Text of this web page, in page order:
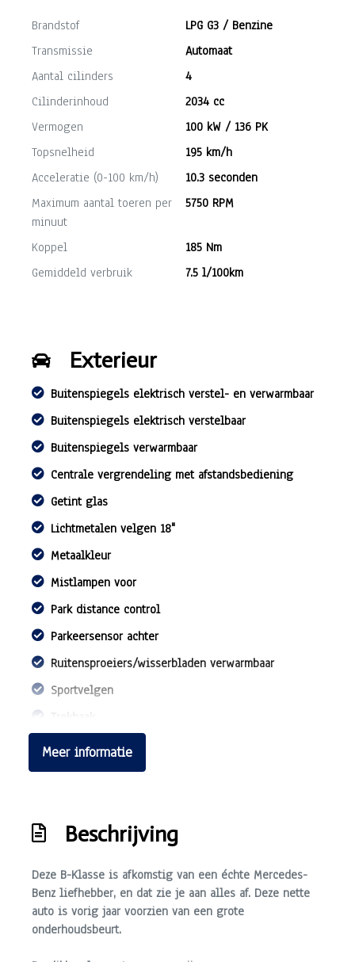
Brandstof
LPG G3 / Benzine
Transmissie
Automaat
Aantal cilinders
4
Cilinderinhoud
2034 cc
Vermogen
100 kW / 136 PK
Topsnelheid
195 km/h
Acceleratie (0-100 km/h)
10.3 seconden
Maximum aantal toeren per
minuut
5750 RPM
Koppel
185 Nm
Gemiddeld verbruik
7.5 l/100km
Exterieur
Buitenspiegels elektrisch verstel- en verwarmbaar
Buitenspiegels elektrisch verstelbaar
Buitenspiegels verwarmbaar
Centrale vergrendeling met afstandsbediening
Getint glas
Lichtmetalen velgen 18"
Metaalkleur
Mistlampen voor
Park distance control
Parkeersensor achter
Ruitensproeiers/wisserbladen verwarmbaar
Sportvelgen
Interieur
Elektrische ramen achter
Elektrische ramen voor
Hoofdsteunen anti-whiplash
Stuur verstelbaar
Meer informatie
Beschrijving
Deze B-Klasse is afkomstig van een échte Mercedes-
Benz liefhebber, en dat zie je aan alles af. Deze nette
auto is vorig jaar voorzien van een grote
onderhoudsbeurt.